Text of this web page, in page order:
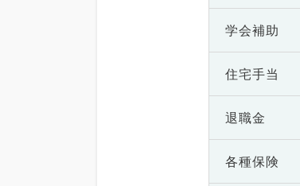
学会補助
住宅手当
退職金
各種保険